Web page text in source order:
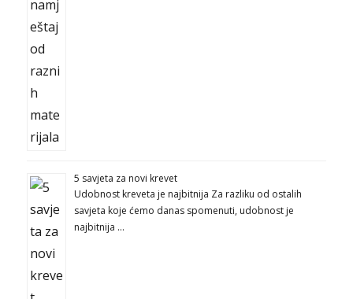
5 savjeta za novi krevet
Udobnost kreveta je najbitnija Za razliku od ostalih
savjeta koje ćemo danas spomenuti, udobnost je
najbitnija …